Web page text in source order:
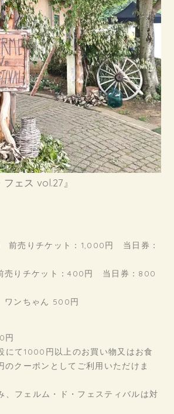
フェス vol.27』
前売りチケット：1,000円 当日券：
売りチケット：400円 当日券：800
ンちゃん 500円
円
にて1000円以上のお買い物又はお食
クーポンとしてご利用いただけま
、フェルム・ド・フェスティバルは対